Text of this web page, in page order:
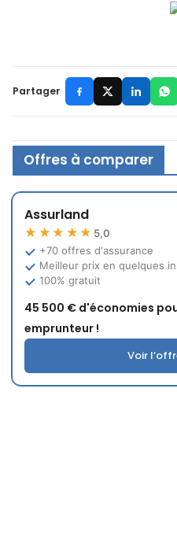
Partager
Offres à comparer
Assurland
★★★★★ 5,0
+70 offres d'assurance
Meilleur prix en quelques
100% gratuit
45 500 € d'économies
emprunteur !
Voir